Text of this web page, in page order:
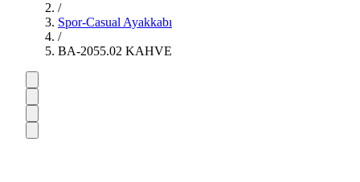
/
Spor-Casual Ayakkabı
/
BA-2055.02 KAHVE